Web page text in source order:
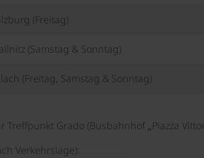
(Freitag)
(Samstag & Sonntag)
(Freitag, Samstag & Sonntag)
Grado (Busbahnhof „Piazza
Verkehrslage):